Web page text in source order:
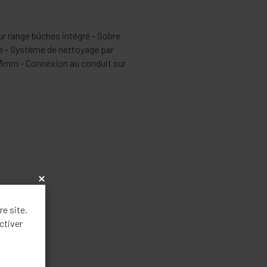
range bûches intégré - Sobre
- Système de nettoyage par
- Connexion au conduit sur
x
site.